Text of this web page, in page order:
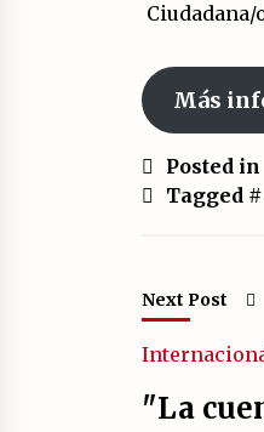
Ciudadana/
Más
Posted in
Tagged #
Next Post
"La